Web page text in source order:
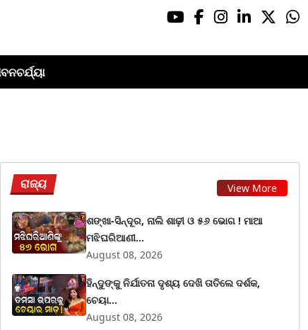
ରାଜ୍ୟ View More
ଶଙ୍ଖା-ସିନ୍ଦୂର, ନାଲି ଶାଢ଼ୀ ଓ ୫୬ ଭୋଗ ! ମାଆ
ମଝିଘରିଆଣୀ...
August 08, 2026
ହିନ୍ଦୁଙ୍କୁ ନିର୍ଯାତନା ଦୃଶ୍ୟ ଦେଖି ତାତିଲେ ଦର୍ଶକ,
ଚେୟା...
August 08, 2026